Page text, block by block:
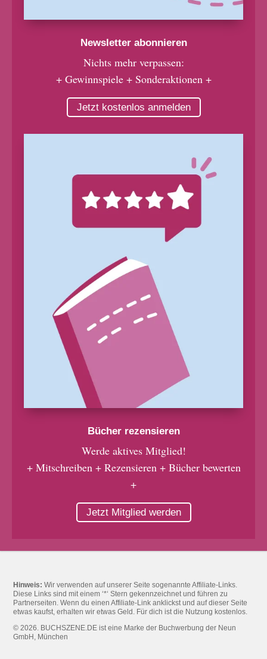
Newsletter abonnieren
Nichts mehr verpassen:
+ Gewinnspiele + Sonderaktionen +
Jetzt kostenlos anmelden
Bücher rezensieren
Werde aktives Mitglied!
+ Mitschreiben + Rezensieren + Bücher bewerten
+
Jetzt Mitglied werden
Hinweis: Wir verwenden auf unserer Seite sogenannte Affiliate-Links.
Diese Links sind mit einem ‘*‘ Stern gekennzeichnet und führen zu
Partnerseiten. Wenn du einen Affiliate-Link anklickst und auf dieser Seite
etwas kaufst, erhalten wir etwas Geld. Für dich ist die Nutzung kostenlos.
© 2026. BUCHSZENE.DE ist eine Marke der Buchwerbung der Neun
GmbH, München